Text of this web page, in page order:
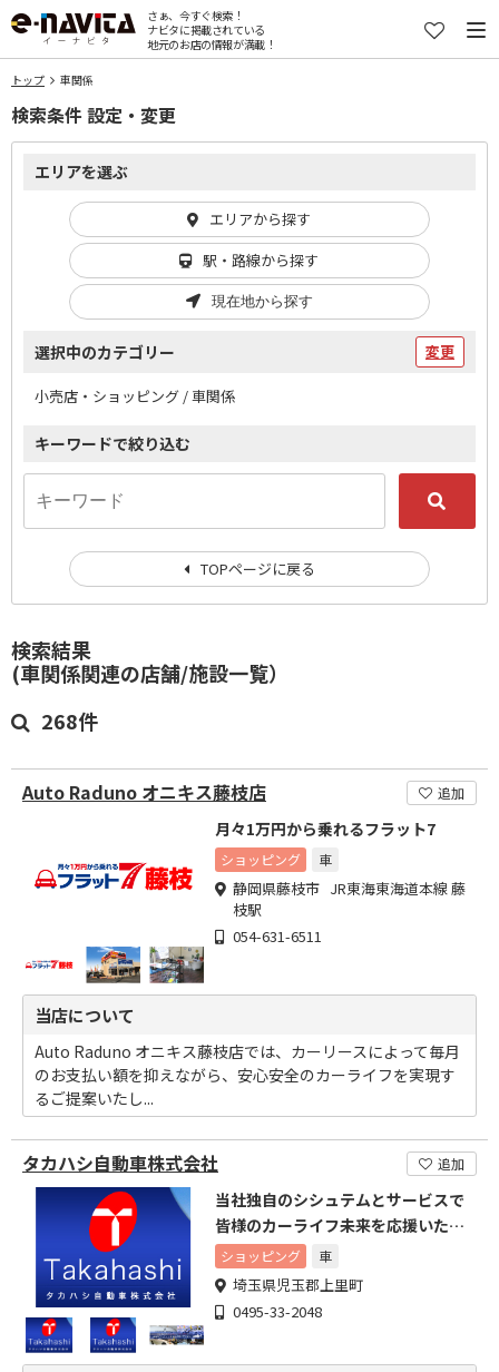
さぁ、今すぐ検索！
ナビタに掲載されている
地元のお店の情報が満載！
トップ 車関係
検索結果
(車関係関連の店舗/施設一覧）
268件
Auto Raduno オニキス藤枝店 追加
月々1万円から乗れるフラット7
ショッピング 車
静岡県藤枝市 JR東海東海道本線 藤
枝駅
054-631-6511
当店について
Auto Raduno オニキス藤枝店では、カーリースによって毎月
のお支払い額を抑えながら、安心安全のカーライフを実現す
るご提案いたし...
タカハシ自動車株式会社 追加
当社独自のシシュテムとサービスで
皆様のカーライフ未来を応援いたし
ます。
ショッピング 車
埼玉県児玉郡上里町
0495-33-2048
検索条件 設定・変更
エリアを選ぶ
エリアから探す
駅・路線から探す
現在地から探す
選択中のカテゴリー 変更
小売店・ショッピング / 車関係
キーワードで絞り込む
TOPページに戻る